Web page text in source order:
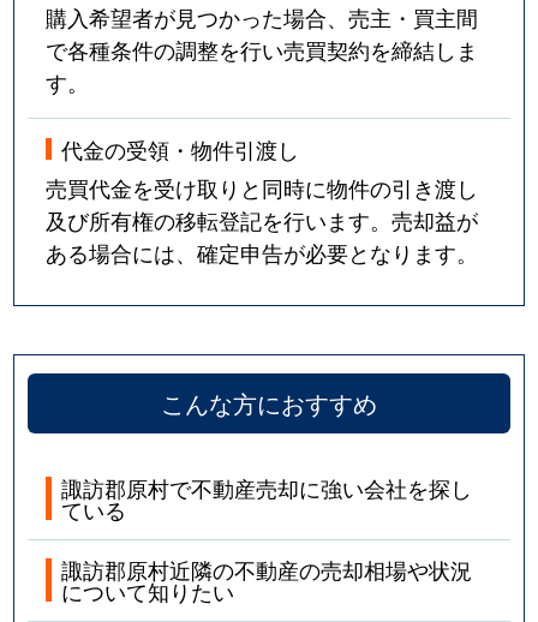
購入希望者が見つかった場合、売主・買主間
で各種条件の調整を行い売買契約を締結しま
す。
代金の受領・物件引渡し
売買代金を受け取りと同時に物件の引き渡し
及び所有権の移転登記を行います。売却益が
ある場合には、確定申告が必要となります。
こんな方におすすめ
諏訪郡原村で不動産売却に強い会社を探し
ている
諏訪郡原村近隣の不動産の売却相場や状況
について知りたい